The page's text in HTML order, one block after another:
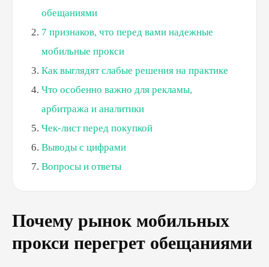
обещаниями
7 признаков, что перед вами надежные
мобильные прокси
Как выглядят слабые решения на практике
Что особенно важно для рекламы,
арбитража и аналитики
Чек-лист перед покупкой
Выводы с цифрами
Вопросы и ответы
Почему рынок мобильных
прокси перегрет обещаниями